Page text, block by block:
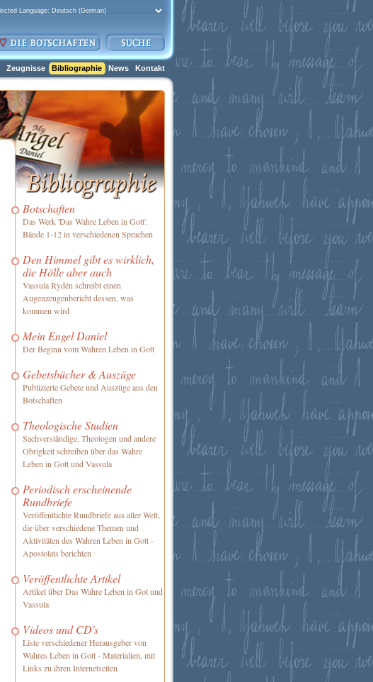
Zeugnisse Bibliographie News Kontakt
Botschaften
Das Werk 'Das Wahre Leben in Gott'.
Bände 1-12 in verschiedenen Sprachen
Den Himmel gibt es wirklich,
die Hölle aber auch
Vassula Rydén schreibt einen
Augenzeugenbericht dessen, was
kommen wird
Mein Engel Daniel
Der Beginn vom Wahren Leben in Gott
Gebetsbücher & Auszüge
Publizierte Gebete und Auszüge aus den
Botschaften
Theologische Studien
Sachverständige, Theologen und andere
Obrigkeit schreiben über das Wahre
Leben in Gott und Vassula
Periodisch erscheinende
Rundbriefe
Veröffentlichte Rundbriefe aus aller Welt,
die über verschiedene Themen und
Aktivitäten des Wahren Leben in Gott -
Apostolats berichten
Veröffentlichte Artikel
Artikel über Das Wahre Leben in Got und
Vassula
Videos und CD's
Liste verschiedener Herausgeber von
Wahres Leben in Gott - Materialien, mit
Links zu ihren Internetseiten